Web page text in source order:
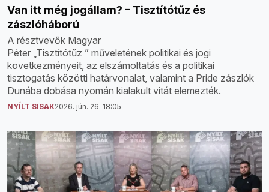
Van itt még jogállam? – Tisztítótűz és
zászlóháború
A résztvevők Magyar
Péter „Tisztítótűz ” műveletének politikai és jogi
következményeit, az elszámoltatás és a politikai
tisztogatás közötti határvonalat, valamint a Pride zászlók
Dunába dobása nyomán kialakult vitát elemezték.
NYÍLT SISAK2026. jún. 26. 18:05